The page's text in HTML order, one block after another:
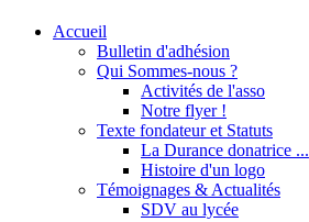
Accueil
Bulletin d'adhésion
Qui Sommes-nous ?
Activités de l'asso
Notre flyer !
Texte fondateur et Statuts
La Durance donatrice ...
Histoire d'un logo
Témoignages & Actualités
SDV au lycée